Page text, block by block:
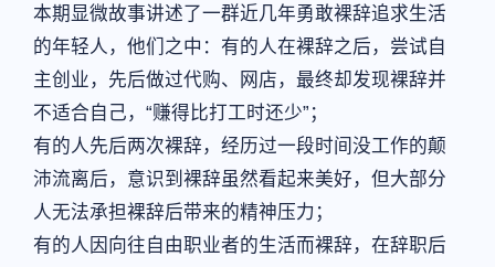
本期显微故事讲述了一群近几年勇敢裸辞追求生活
的年轻人，他们之中：有的人在裸辞之后，尝试自
主创业，先后做过代购、网店，最终却发现裸辞并
不适合自己，“赚得比打工时还少”；
有的人先后两次裸辞，经历过一段时间没工作的颠
沛流离后，意识到裸辞虽然看起来美好，但大部分
人无法承担裸辞后带来的精神压力；
有的人因向往自由职业者的生活而裸辞，在辞职后